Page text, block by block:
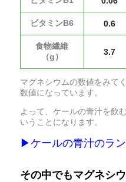
ビタミンB6 0.6
食物繊維
（g）
3.7
マグネシウムの数値をみて
数値になっています。
よって、ケールの青汁を飲
いうことになります。
▶︎ケールの青汁のラ
その中でもマグネシ